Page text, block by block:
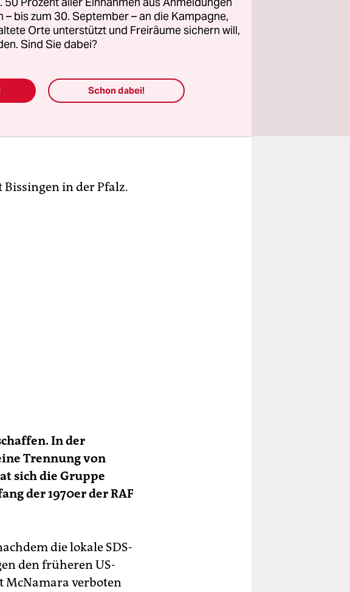
an der damals
etwa die ersten
wurden, war unter
dort ist es
Austern zu
in der Pfalz.
In der
Trennung von
sich die Gruppe
der 1970er der RAF
die lokale SDS-
den früheren US-
McNamara verboten
– bis zum 30. September – an die Kampagne,
Orte unterstützt und Freiräume sichern will,
Sind Sie dabei?
Schon dabei!